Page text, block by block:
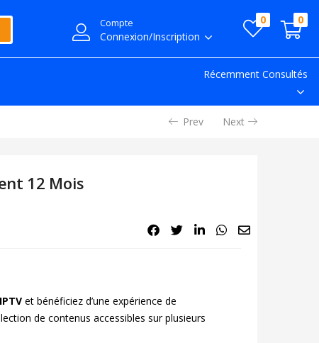
Compte
Connexion/Inscription
0 0
Récemment Consultés
Prev Next
12 Mois
et bénéficiez d’une expérience de
de contenus accessibles sur plusieurs